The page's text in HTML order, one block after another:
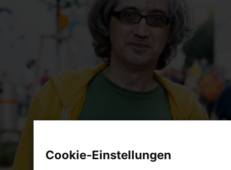
Cookie-Einstellungen